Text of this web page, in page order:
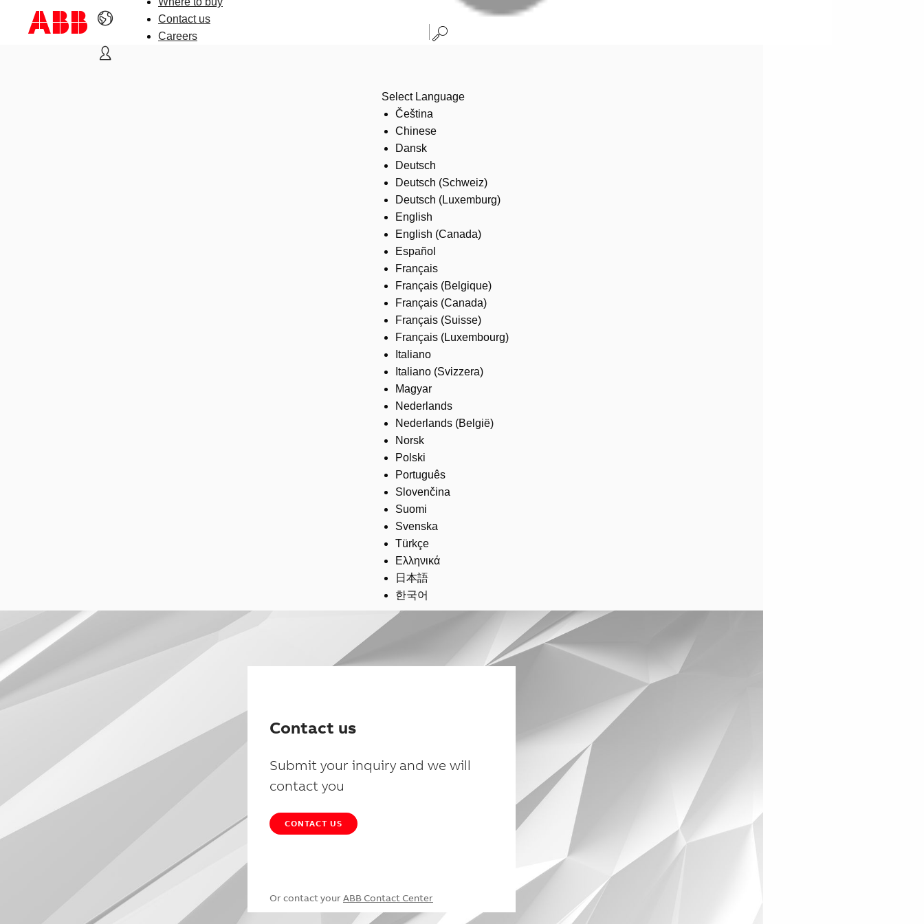
Contact us
Careers
Select Language
Čeština
Chinese
Dansk
Deutsch
Deutsch (Schweiz)
Deutsch (Luxemburg)
English
English (Canada)
Español
Français
Français (Belgique)
Français (Canada)
Français (Suisse)
Français (Luxembourg)
Italiano
Italiano (Svizzera)
Magyar
Nederlands
Nederlands (België)
Norsk
Polski
Português
Slovenčina
Suomi
Svenska
Türkçe
Ελληνικά
日本語
한국어
Contact us
Submit your inquiry and we will
contact you
CONTACT US
Or contact your ABB Contact Center